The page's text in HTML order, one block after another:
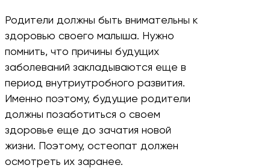
Родители должны быть внимательны к
здоровью своего малыша. Нужно
помнить, что причины будущих
заболеваний закладываются еще в
период внутриутробного развития.
Именно поэтому, будущие родители
должны позаботиться о своем
здоровье еще до зачатия новой
жизни. Поэтому, остеопат должен
осмотреть их заранее.